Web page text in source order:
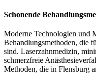
Schonende
Moderne Technologien und
Behandlungsmethoden, die
sind. Laserzahnmedizin,
schmerzfreie
Methoden, die in Flensburg